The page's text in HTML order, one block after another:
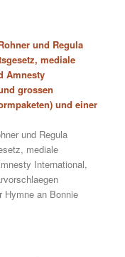
und Regula
mediale
Amnesty
grossen
und einer
und Regula
mediale
International,
Hymne an Bonnie